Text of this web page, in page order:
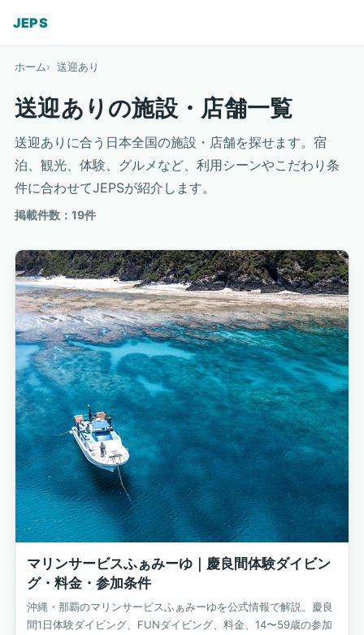
JEPS
ホーム 送迎あり
送迎ありの施設・店舗一覧
送迎ありに合う日本全国の施設・店舗を探せます。宿
泊、観光、体験、グルメなど、利用シーンやこだわり条
件に合わせてJEPSが紹介します。
掲載件数：19件
マリンサービスふぁみーゆ｜慶良間体験ダイビン
グ・料金・参加条件
沖縄・那覇のマリンサービスふぁみーゆを公式情報で解説。慶良
間1日体験ダイビング、FUNダイビング、料金、14〜59歳の参加